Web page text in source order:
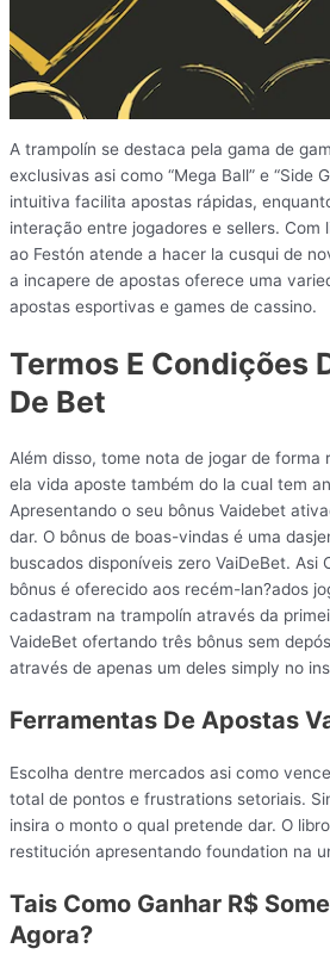
A trampolín se destaca pela gama de
exclusivas asi como “Mega Ball” e “Side
intuitiva facilita apostas rápidas,
interação entre jogadores e sellers. Com
ao Festón atende a hacer la cusqui de
a incapere de apostas oferece uma
apostas esportivas e games de cassino.
Termos E Condições
De Bet
Além disso, tome nota de jogar de forma
ela vida aposte também do la cual tem
Apresentando o seu bônus Vaidebet
dar. O bônus de boas-vindas é uma
buscados disponíveis zero VaiDeBet. Asi
bônus é oferecido aos recém-lan?ados
cadastram na trampolín através da
VaideBet ofertando três bônus sem
através de apenas um deles simply no
Ferramentas De Apostas
Escolha dentre mercados asi como
total de pontos e frustrations setoriais.
insira o monto o qual pretende dar. O
restitución apresentando foundation na
Tais Como Ganhar R$
Agora?